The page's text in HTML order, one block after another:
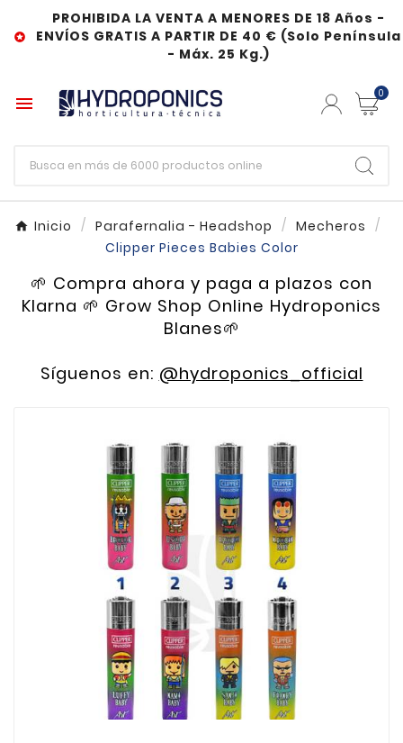

PROHIBIDA LA VENTA A MENORES DE 18 Años -
ENVÍOS GRATIS A PARTIR DE 40 € (Solo Península
- Máx. 25 Kg.)
 0
Inicio Parafernalia - Headshop
Mecheros
Clipper Pieces Babies Color
🌱 Compra ahora y paga a plazos con
Klarna 🌱 Grow Shop Online Hydroponics
Blanes🌱
Síguenos en: @hydroponics_official